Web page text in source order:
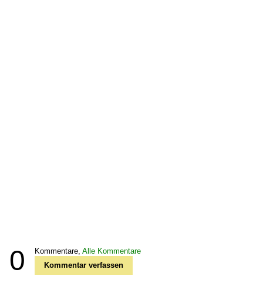
0 Kommentare, Alle Kommentare
Kommentar verfassen